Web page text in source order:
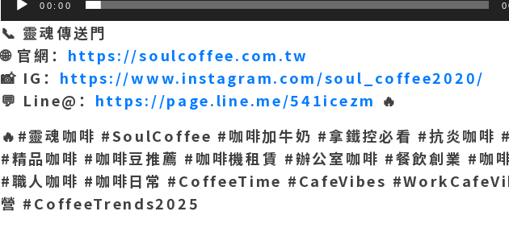
00:00
📞 靈魂傳送門
🌐 官網： https://soulcoffee.com.tw
📸 IG ： https://www.instagram.com/soul_coffee2020/
💬 Line@ ： https://page.line.me/541icezm 🔥
🔥#靈魂咖啡 #SoulCoffee #咖啡加牛奶 #拿鐵控必看 #抗炎咖啡 #
#精品咖啡 #咖啡豆推薦 #咖啡機租賃 #辦公室咖啡 #餐飲創業 #咖
#職人咖啡 #咖啡日常 #CoffeeTime #CafeVibes
營 #CoffeeTrends2025